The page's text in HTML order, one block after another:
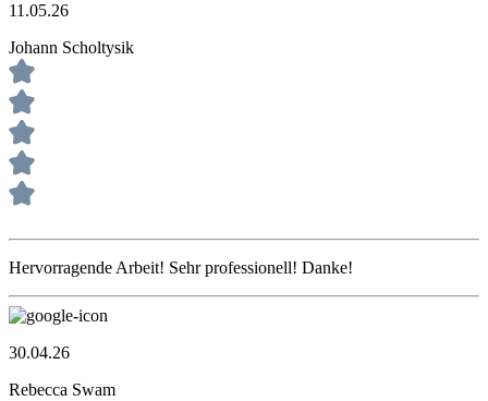
11.05.26
Johann Scholtysik
Hervorragende Arbeit! Sehr professionell! Danke!
30.04.26
Rebecca Swam